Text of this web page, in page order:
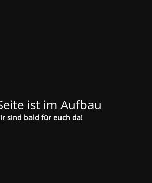
ist im Aufbau
sind bald für euch da!